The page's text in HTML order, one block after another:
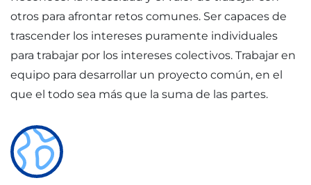
otros para afrontar retos comunes. Ser capaces de
trascender los intereses puramente individuales
para trabajar por los intereses colectivos. Trabajar en
equipo para desarrollar un proyecto común, en el
que el todo sea más que la suma de las partes.